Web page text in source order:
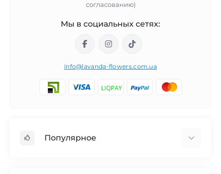
согласованию)
Мы в социальных сетях:
info@lavanda-flowers.com.ua
Популярное